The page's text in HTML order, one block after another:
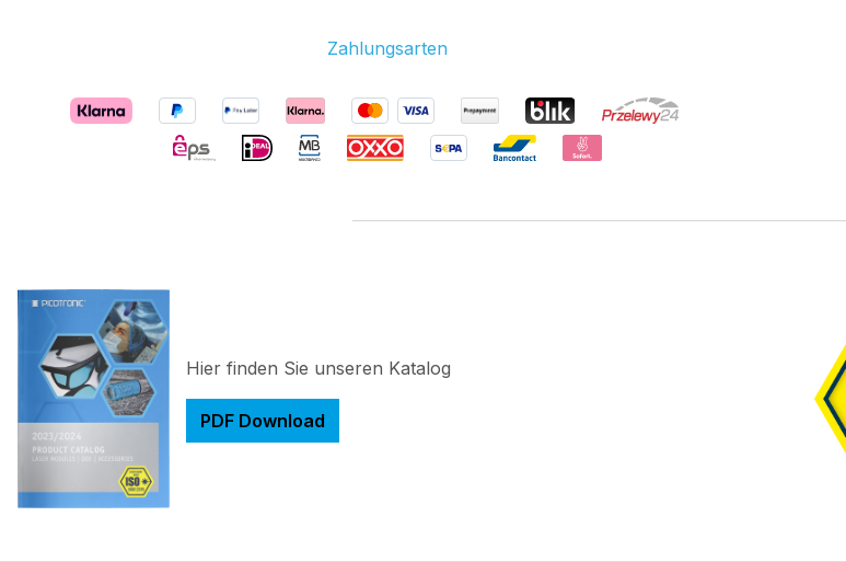
Zahlungsarten
Hier finden Sie unseren Katalog
PDF Download